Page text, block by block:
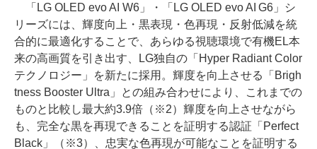
「LG OLED evo AI W6」・「LG OLED evo AI G6」シ
リーズには、輝度向上・黒表現・色再現・反射低減を統
合的に最適化することで、あらゆる視聴環境で有機EL本
来の高画質を引き出す、LG独自の「Hyper Radiant Color
テクノロジー」を新たに採用。輝度を向上させる「Brigh
tness Booster Ultra」との組み合わせにより、これまでの
ものと比較し最大約3.9倍（※2）輝度を向上させながら
も、完全な黒を再現できることを証明する認証「Perfect
Black」（※3）、忠実な色再現が可能なことを証明する